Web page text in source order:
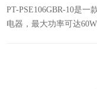
PT-PSE106GBR-10是一
电器，最大功率可达